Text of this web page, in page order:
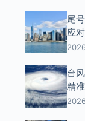
尾
应
台
精